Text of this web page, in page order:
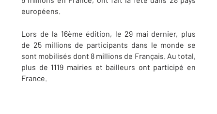
européens.
Lors de la 16ème édition, le 29 mai dernier, plus
de 25 millions de participants dans le monde se
sont mobilisés dont 8 millions de Français. Au total,
plus de 1119 mairies et bailleurs ont participé en
France.